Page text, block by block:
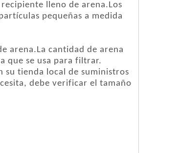
lleno de arena.Los
pequeñas a medida
arena.La cantidad de arena
que se usa para filtrar.
su tienda local de suministros
debe verificar el tamaño